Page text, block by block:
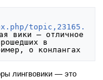
topic,23165.
вики — отличное
в
лингвовики — это